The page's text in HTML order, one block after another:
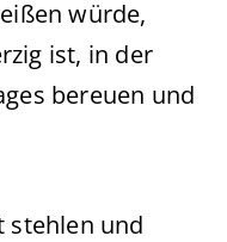
würde,
ist, in der
bereuen und
stehlen und